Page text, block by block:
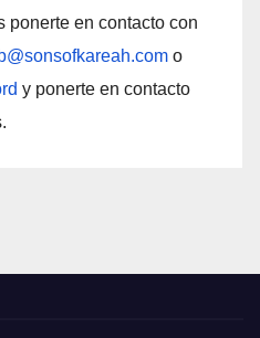
ponerte en contacto con
o
y ponerte en contacto